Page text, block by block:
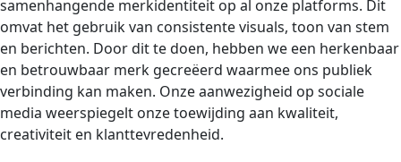
samenhangende merkidentiteit op al onze platforms. Dit
omvat het gebruik van consistente visuals, toon van stem
en berichten. Door dit te doen, hebben we een herkenbaar
en betrouwbaar merk gecreëerd waarmee ons publiek
verbinding kan maken. Onze aanwezigheid op sociale
media weerspiegelt onze toewijding aan kwaliteit,
creativiteit en klanttevredenheid.